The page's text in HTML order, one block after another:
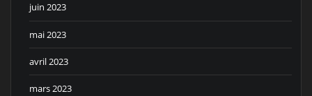
juin 2023
mai 2023
avril 2023
mars 2023